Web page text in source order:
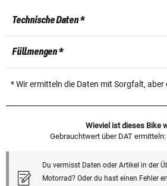
Technische Daten *
Füllmengen *
* Wir ermitteln die Daten mit Sorgfalt, aber
Wieviel ist dieses Bike
Gebrauchtwert über DAT ermitteln:
Du vermisst Daten oder Artikel in der
Motorrad? Oder du hast einen Fehler